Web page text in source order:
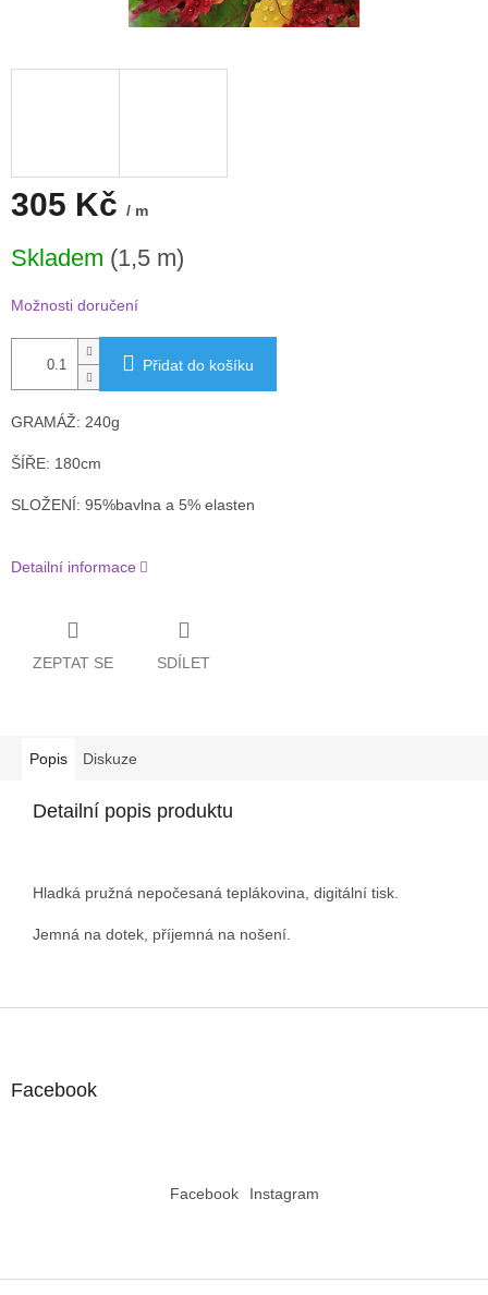
305 Kč / m
cena:
Skladem (1,5 m)
Možnosti doručení
Přidat do košíku
GRAMÁŽ: 240g
ŠÍŘE: 180cm
SLOŽENÍ: 95%bavlna a 5% elasten
Detailní informace
ZEPTAT SE SDÍLET
Popis Diskuze
Detailní popis produktu
Hladká pružná nepočesaná teplákovina, digitální tisk.
Jemná na dotek, příjemná na nošení.
Facebook
Facebook Instagram